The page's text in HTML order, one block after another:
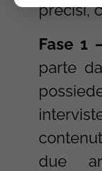
precisi,
Fase 1
parte
due